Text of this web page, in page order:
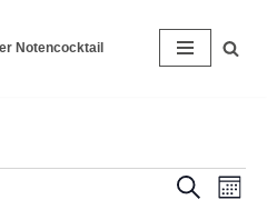
Notencocktail
Suche
Monat